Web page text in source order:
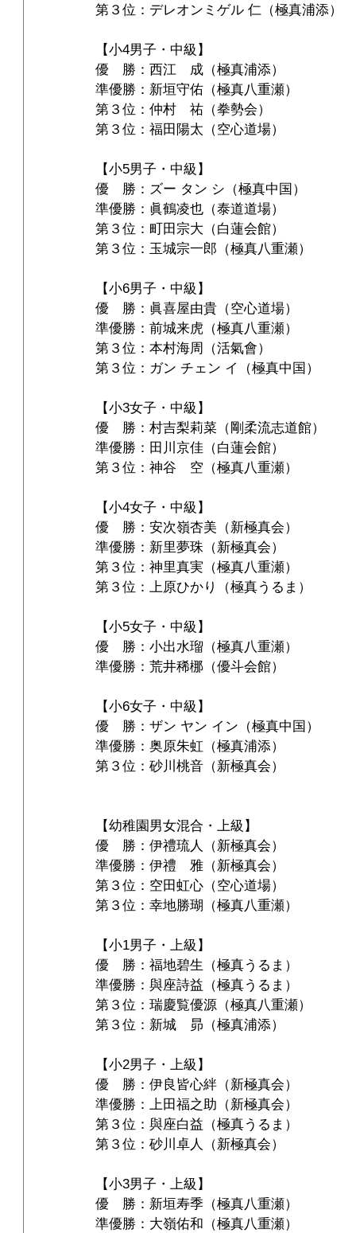
第３位：デレオンミゲル 仁（極真浦添）
【小4男子・中級】
優　勝：西江　成（極真浦添）
準優勝：新垣守佑（極真八重瀬）
第３位：仲村　祐（拳勢会）
第３位：福田陽太（空心道場）
【小5男子・中級】
優　勝：ズー タン シ（極真中国）
準優勝：眞鶴凌也（泰道道場）
第３位：町田宗大（白蓮会館）
第３位：玉城宗一郎（極真八重瀬）
【小6男子・中級】
優　勝：眞喜屋由貴（空心道場）
準優勝：前城来虎（極真八重瀬）
第３位：本村海周（活氣會）
第３位：ガン チェン イ（極真中国）
【小3女子・中級】
優　勝：村吉梨莉菜（剛柔流志道館）
準優勝：田川京佳（白蓮会館）
第３位：神谷　空（極真八重瀬）
【小4女子・中級】
優　勝：安次嶺杏美（新極真会）
準優勝：新里夢珠（新極真会）
第３位：神里真実（極真八重瀬）
第３位：上原ひかり（極真うるま）
【小5女子・中級】
優　勝：小出水瑠（極真八重瀬）
準優勝：荒井稀梛（優斗会館）
【小6女子・中級】
優　勝：ザン ヤン イン（極真中国）
準優勝：奥原朱虹（極真浦添）
第３位：砂川桃音（新極真会）
【幼稚園男女混合・上級】
優　勝：伊禮琉人（新極真会）
準優勝：伊禮　雅（新極真会）
第３位：空田虹心（空心道場）
第３位：幸地勝瑚（極真八重瀬）
【小1男子・上級】
優　勝：福地碧生（極真うるま）
準優勝：與座詩益（極真うるま）
第３位：瑞慶覧優源（極真八重瀬）
第３位：新城　昴（極真浦添）
【小2男子・上級】
優　勝：伊良皆心絆（新極真会）
準優勝：上田福之助（新極真会）
第３位：與座白益（極真うるま）
第３位：砂川卓人（新極真会）
【小3男子・上級】
優　勝：新垣寿季（極真八重瀬）
準優勝：大嶺佑和（極真八重瀬）